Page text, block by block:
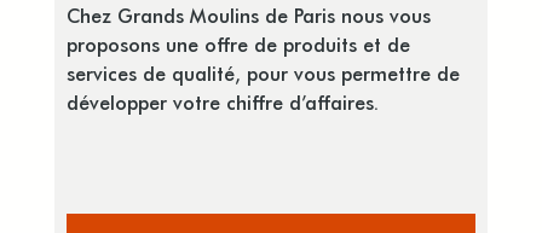
Chez Grands Moulins de Paris nous vous
proposons une offre de produits et de
services de qualité, pour vous permettre de
développer votre chiffre d’affaires.